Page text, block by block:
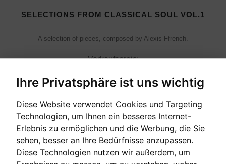
Ihre Privatsphäre ist uns wichtig
Diese Website verwendet Cookies und Targeting
Technologien, um Ihnen ein besseres Internet-
Erlebnis zu ermöglichen und die Werbung, die Sie
sehen, besser an Ihre Bedürfnisse anzupassen.
Diese Technologien nutzen wir außerdem, um
SELECTIONS FROM CLASSICAL SOUL VOL.1
A selection of pieces, composed by Alexis Ffrench.
Verkaufspreis: